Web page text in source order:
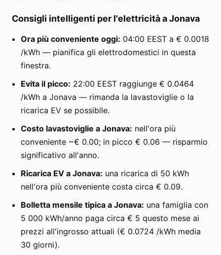
Consigli intelligenti per l'elettricità a Jonava
Ora più conveniente oggi: 04:00 EEST a € 0.0018
/kWh — pianifica gli elettrodomestici in questa
finestra.
Evita il picco: 22:00 EEST raggiunge € 0.0464
/kWh a Jonava — rimanda la lavastoviglie o la
ricarica EV se possibile.
Costo lavastoviglie a Jonava: nell'ora più
conveniente ~€ 0.00; in picco € 0.06 — risparmio
significativo all'anno.
Ricarica EV a Jonava: una ricarica di 50 kWh
nell'ora più conveniente costa circa € 0.09.
Bolletta mensile tipica a Jonava: una famiglia con
5 000 kWh/anno paga circa € 5 questo mese ai
prezzi all'ingrosso attuali (€ 0.0724 /kWh media
30 giorni).